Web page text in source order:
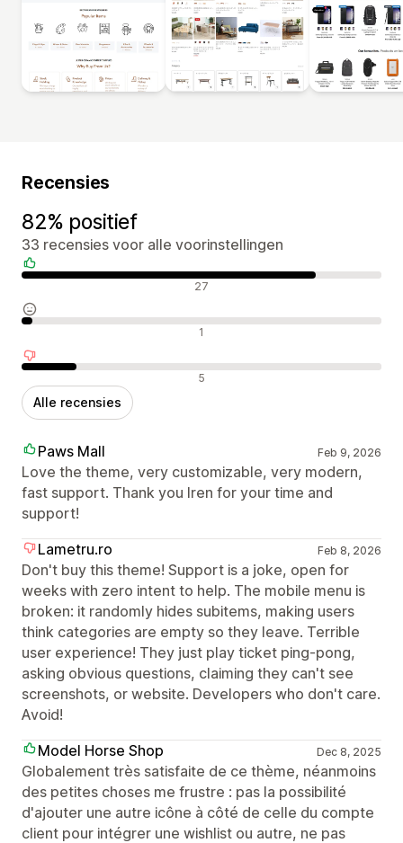
Recensies
82% positief
33 recensies voor alle voorinstellingen
Positieve recensies 27
Neutrale recensies 1
Negatieve recensies 5
Alle recensies
Paws Mall Feb 9, 2026
Love the theme, very customizable, very modern,
fast support. Thank you Iren for your time and
support!
Lametru.ro
Feb 8, 2026
Don't buy this theme! Support is a joke, open for
weeks with zero intent to help. The mobile menu is
broken: it randomly hides subitems, making users
think categories are empty so they leave. Terrible
user experience! They just play ticket ping-pong,
asking obvious questions, claiming they can't see
screenshots, or website. Developers who don't care.
Avoid!
Model Horse Shop
Dec 8, 2025
Globalement très satisfaite de ce thème, néanmoins
des petites choses me frustre : pas la possibilité
d'ajouter une autre icône à côté de celle du compte
client pour intégrer une wishlist ou autre, ne pas